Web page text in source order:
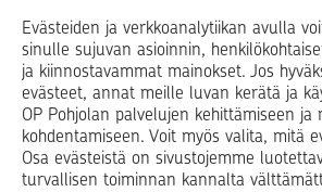
Evästeiden ja verkkoanalytiikan avulla
sinulle sujuvan asioinnin,
ja kiinnostavammat mainokset. Jos
evästeet, annat meille luvan kerätä ja
OP Pohjolan palvelujen kehittämiseen ja
kohdentamiseen. Voit myös valita, mitä
Osa evästeistä on sivustojemme
turvallisen toiminnan kannalta
Op.fi OP Koti Pohjola
Facebook
X LinkedInInstagram